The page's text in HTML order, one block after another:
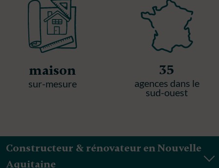
maison
sur-mesure
35
agences dans le
sud-ouest
Constructeur & rénovateur en Nouvelle
Aquitaine